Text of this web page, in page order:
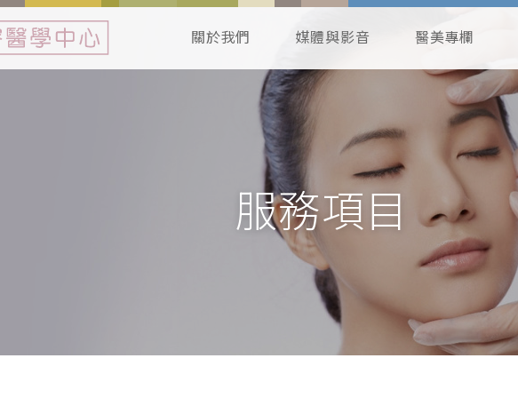
關於我們 媒體與影音 醫美專欄
服務項目